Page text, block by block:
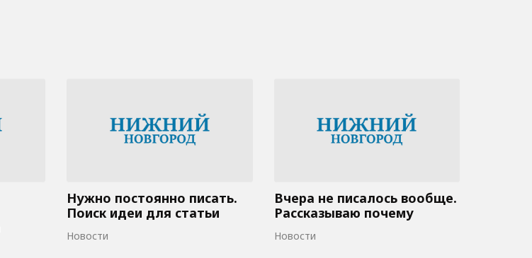
Нужно постоянно писать.
Поиск идеи для статьи
Новости
Вчера не писалось вообще.
Рассказываю почему
Новости